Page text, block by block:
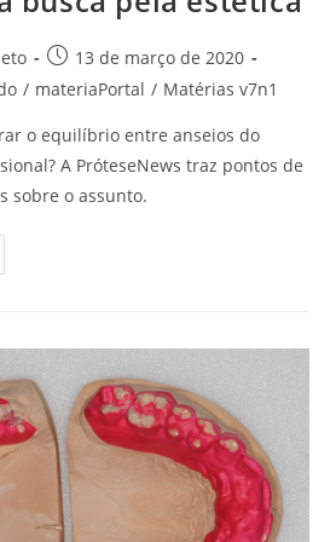
13 de março de 2020
/ materiaPortal / Matérias v7n1
o equilíbrio entre anseios do
A PróteseNews traz pontos de
sobre o assunto.